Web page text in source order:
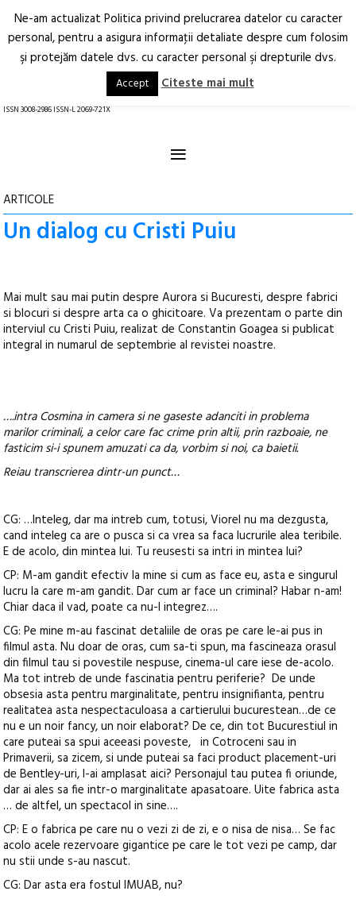
Arhitectură.
Oraș.
RO EN
ISSN 3008-2986 ISSN-L 2069-721X
≡
ARTICOLE
Un dialog cu Cristi Puiu
Mai mult sau mai putin despre Aurora si Bucuresti, despre fabrici
si blocuri si despre arta ca o ghicitoare. Va prezentam o parte din
interviul cu Cristi Puiu, realizat de Constantin Goagea si publicat
integral in numarul de septembrie al revistei noastre.
….intra Cosmina in camera si ne gaseste adanciti in problema
marilor criminali, a celor care fac crime prin altii, prin razboaie, ne
fasticim si-i spunem amuzati ca da, vorbim si noi, ca baietii.
Reiau transcrierea dintr-un punct…
CG: …Inteleg, dar ma intreb cum, totusi, Viorel nu ma dezgusta,
cand inteleg ca are o pusca si ca vrea sa faca lucrurile alea teribile.
E de acolo, din mintea lui. Tu reusesti sa intri in mintea lui?
CP: M-am gandit efectiv la mine si cum as face eu, asta e singurul
lucru la care m-am gandit. Dar cum ar face un criminal? Habar n-am!
Chiar daca il vad, poate ca nu-l integrez….
CG: Pe mine m-au fascinat detaliile de oras pe care le-ai pus in
filmul asta. Nu doar de oras, cum sa-ti spun, ma fascineaza orasul
din filmul tau si povestile nespuse, cinema-ul care iese de-acolo.
Ma tot intreb de unde fascinatia pentru periferie? De unde
obsesia asta pentru marginalitate, pentru insignifianta, pentru
realitatea asta nespectaculoasa a cartierului bucurestean…de ce
nu e un noir fancy, un noir elaborat? De ce, din tot Bucurestiul in
care puteai sa spui aceeasi poveste, in Cotroceni sau in
Primaverii, sa zicem, si unde puteai sa faci product placement-uri
de Bentley-uri, l-ai amplasat aici? Personajul tau putea fi oriunde,
dar ai ales sa fie intr-o marginalitate apasatoare. Uite fabrica asta
… de altfel, un spectacol in sine….
CP: E o fabrica pe care nu o vezi zi de zi, e o nisa de nisa… Se fac
acolo acele rezervoare gigantice pe care le tot vezi pe camp, dar
nu stii unde s-au nascut.
CG: Dar asta era fostul IMUAB, nu?
Ne-am actualizat Politica privind prelucrarea datelor cu caracter
personal, pentru a asigura informaţii detaliate despre cum folosim
şi protejăm datele dvs. cu caracter personal şi drepturile dvs.
Accept Citeste mai mult